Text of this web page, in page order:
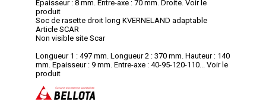
Epaisseur : 8 mm. Entre-axe : 70 mm. Droite. Voir le
produit
Soc de rasette droit long KVERNELAND adaptable
Article SCAR
Non visible site Scar
Longueur 1 : 497 mm. Longueur 2 : 370 mm. Hauteur : 140
mm. Epaisseur : 9 mm. Entre-axe : 40-95-120-110...
Voir le
produit